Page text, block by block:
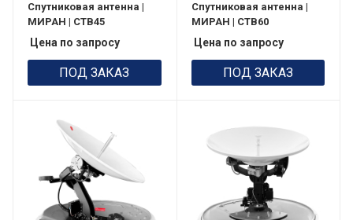
Спутниковая антенна |
МИРАН | СТВ45
Цена по запросу
ПОД ЗАКАЗ
Спутниковая антенна |
МИРАН | СТВ60
Цена по запросу
ПОД ЗАКАЗ